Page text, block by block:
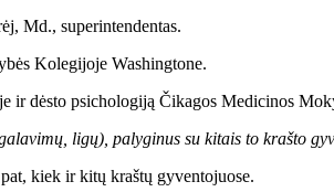
Md., superintendentas.
Kolegijoje Washingtone.
ir dėsto psichologiją Čikagos Medicinos
ligų), palyginus su kitais to krašto
kiek ir kitų kraštų gyventojuose.